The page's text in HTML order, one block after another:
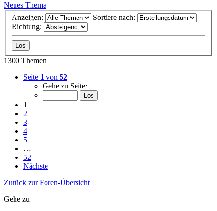
Neues Thema
Anzeigen:
Sortiere nach:
Richtung:
1300 Themen
Seite 1 von 52
Gehe zu Seite:
1
2
3
4
5
…
52
Nächste
Zurück zur Foren-Übersicht
Gehe zu